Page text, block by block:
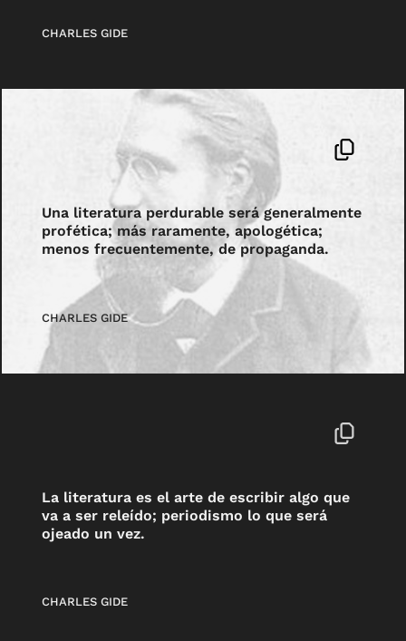
CHARLES GIDE
Una literatura perdurable será generalmente
profética; más raramente, apologética;
menos frecuentemente, de propaganda.
CHARLES GIDE
La literatura es el arte de escribir algo que
va a ser releído; periodismo lo que será
ojeado un vez.
CHARLES GIDE